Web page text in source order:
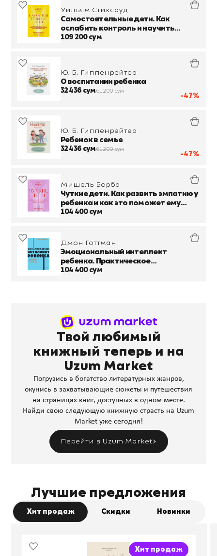
Уильям Стиксруд
Самостоятельные дети. Как
ослабить контроль и научить
ребенка управлять собственной
109 200 сум
-47%
Ю. Б. Гиппенрейтер
О воспитании ребенка
32 436 сум61 200 сум
-47%
Ю. Б. Гиппенрейтер
Ребенок в семье
32 436 сум61 200 сум
Мишель Борба
Чуткие дети. Как развить эмпатию у
ребенка и как это поможет ему
преуспеть в жизни
104 400 сум
Джон Готтман
Эмоциональный интеллект
ребенка. Практическое
руководство для родителей
104 400 сум
Твой любимый
книжный теперь и на
Uzum Market
Погрузись в богатство литературных жанров,
окунись в захватывающие сюжеты и путешествия
на страницах книг, доступных в одном месте.
Найди свою следующую книжную страсть на Uzum
Market уже сегодня!
Перейти в Uzum Market
Лучшие предложения
Хит продаж Скидки Новинки
Хит продаж